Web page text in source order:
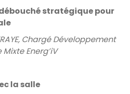
débouché stratégique pour
Chargé Développement
Energ’iV
la salle